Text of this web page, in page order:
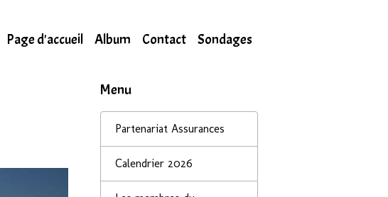
Page d'accueil Album Contact Sondages
Menu
Partenariat Assurances
Calendrier 2026